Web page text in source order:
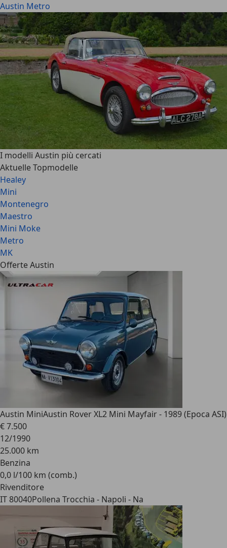
Austin Metro
I modelli Austin più cercati
Aktuelle Topmodelle
Healey
Mini
Montenegro
Maestro
Mini Moke
Metro
MK
Offerte Austin
Austin MiniAustin Rover XL2 Mini Mayfair - 1989 (Epoca ASI)
€ 7.500
12/1990
25.000 km
Benzina
0,0 l/100 km (comb.)
Rivenditore
IT 80040Pollena Trocchia - Napoli - Na